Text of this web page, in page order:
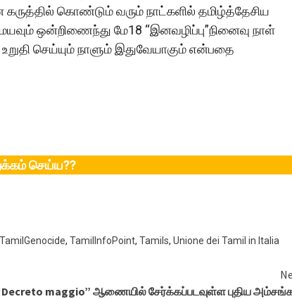
கொண்டும் வரும் நாட்களில் தமிழ்த்தேசிய
ஒன்றிணைந்து மே18 “இனவழிப்பு”நினைவு நாள்
செய்யும் நாளும் இதுவேயாகும் என்பதை
செய்ய??
TamilGenocide, TamilInfoPoint, Tamils, Unione dei Tamil in Italia
maggio” ஆணையில் சேர்க்கப்படவுள்ள புதிய